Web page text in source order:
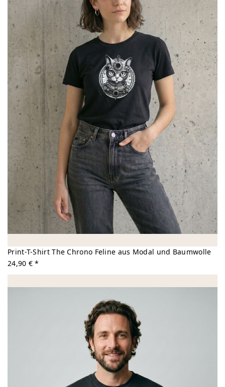
Print-T-Shirt The Chrono Feline aus Modal und Baumwolle
24,90 € *